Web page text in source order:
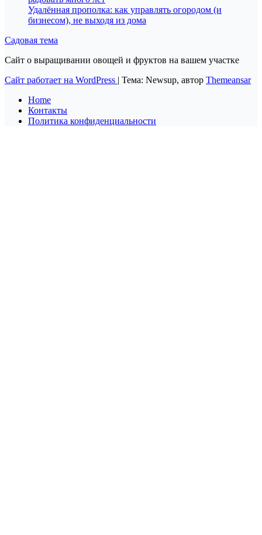
Удалённая прополка: как управлять огородом (и
бизнесом), не выходя из дома
Садовая тема
Сайт о выращивании овощей и фруктов на вашем участке
Сайт работает на WordPress | Тема: Newsup, автор Themeansar
Home
Контакты
Политика конфиденциальности